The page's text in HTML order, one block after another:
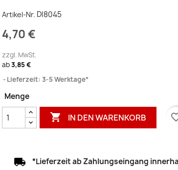
Artikel-Nr. DI8045
4,70 €
zzgl. MwSt.
ab3,85 €
Lieferzeit: 3-5 Werktage*
Menge
 IN DEN WARENKORB
*Lieferzeit ab Zahlungseingang